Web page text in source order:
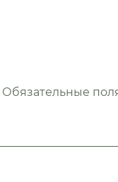
Обязательные